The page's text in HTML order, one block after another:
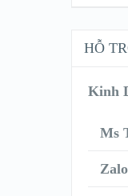
HỖ
Kinh
Ms